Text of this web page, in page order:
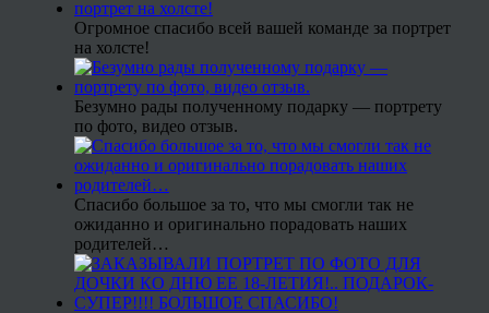
Огромное спасибо всей вашей команде за портрет
на холсте!
Безумно рады полученному подарку — портрету
по фото, видео отзыв.
Спасибо большое за то, что мы смогли так не
ожиданно и оригинально порадовать наших
родителей…